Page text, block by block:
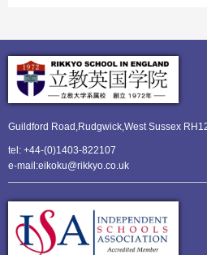
Guildford Road,Rudgwick,West Sussex
tel: +44-(0)1403-822107
e-mail:eikoku@rikkyo.co.uk